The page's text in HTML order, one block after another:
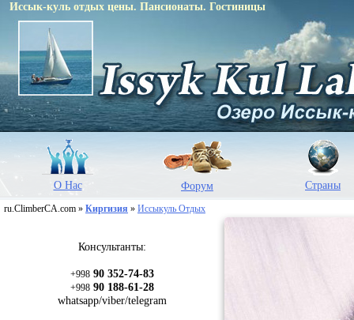
Иссык-куль отдых цены. Пансионаты. Гостиницы
О Нас Форум Страны
ru.ClimberCA.com » Киргизия » Иссыкуль Отдых
Консультанты:
+998 90 352-74-83
+998 90 188-61-28
whatsapp/viber/telegram